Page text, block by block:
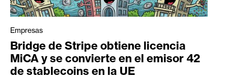
Empresas
Bridge de Stripe obtiene licencia
MiCA y se convierte en el emisor 42
de stablecoins en la UE